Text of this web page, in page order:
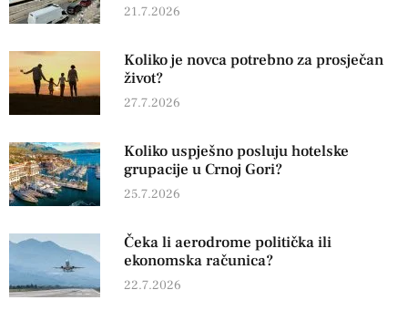
21.7.2026
Koliko je novca potrebno za prosječan
život?
27.7.2026
Koliko uspješno posluju hotelske
grupacije u Crnoj Gori?
25.7.2026
Čeka li aerodrome politička ili
ekonomska računica?
22.7.2026